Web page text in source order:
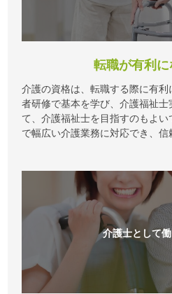
転職が有利
介護の資格は、転職する際に有
者研修で基本を学び、介護福祉
て、介護福祉士を目指すのもよ
で幅広い介護業務に対応でき、信
介護士として